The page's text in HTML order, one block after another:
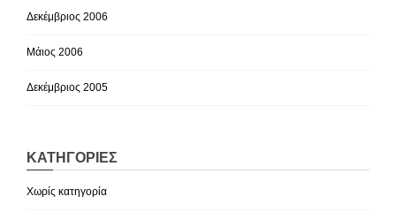
Δεκέμβριος 2006
Μάιος 2006
Δεκέμβριος 2005
KΑΤΗΓΟΡΊΕΣ
Χωρίς κατηγορία